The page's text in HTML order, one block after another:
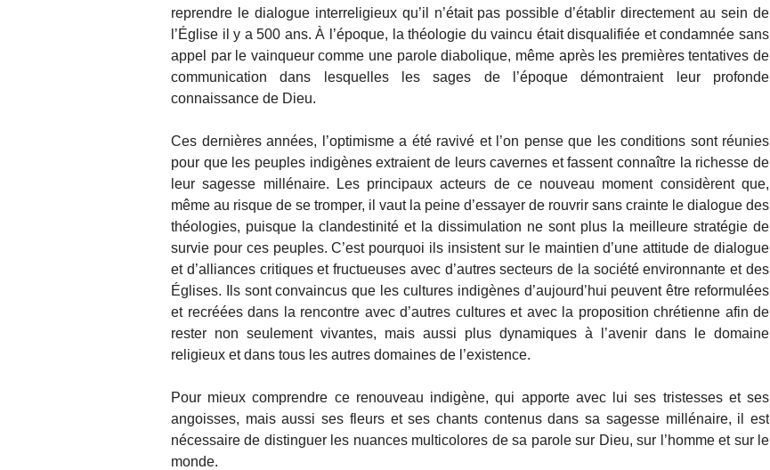
reprendre le dialogue interreligieux qu’il n’était pas possible d’établir directement au sein de
l’Église il y a 500 ans. À l’époque, la théologie du vaincu était disqualifiée et condamnée sans
appel par le vainqueur comme une parole diabolique, même après les premières tentatives de
communication dans lesquelles les sages de l’époque démontraient leur profonde
connaissance de Dieu.
Ces dernières années, l’optimisme a été ravivé et l’on pense que les conditions sont réunies
pour que les peuples indigènes extraient de leurs cavernes et fassent connaître la richesse de
leur sagesse millénaire. Les principaux acteurs de ce nouveau moment considèrent que,
même au risque de se tromper, il vaut la peine d’essayer de rouvrir sans crainte le dialogue des
théologies, puisque la clandestinité et la dissimulation ne sont plus la meilleure stratégie de
survie pour ces peuples. C’est pourquoi ils insistent sur le maintien d’une attitude de dialogue
et d’alliances critiques et fructueuses avec d’autres secteurs de la société environnante et des
Églises. Ils sont convaincus que les cultures indigènes d’aujourd’hui peuvent être reformulées
et recréées dans la rencontre avec d’autres cultures et avec la proposition chrétienne afin de
rester non seulement vivantes, mais aussi plus dynamiques à l’avenir dans le domaine
religieux et dans tous les autres domaines de l’existence.
Pour mieux comprendre ce renouveau indigène, qui apporte avec lui ses tristesses et ses
angoisses, mais aussi ses fleurs et ses chants contenus dans sa sagesse millénaire, il est
nécessaire de distinguer les nuances multicolores de sa parole sur Dieu, sur l’homme et sur le
monde.